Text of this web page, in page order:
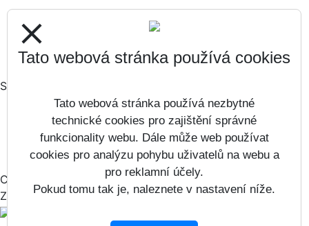
Zápisy
Formuláře ke stažení
Sociální sítě
Copyright © 2017 - 2026
Základní škola Jana Masaryka 21 &
close
Tato webová stránka používá cookies
Tato webová stránka používá nezbytné
technické cookies pro zajištění správné
funkcionality webu. Dále může web používat
cookies pro analýzu pohybu uživatelů na webu a
pro reklamní účely.
Pokud tomu tak je, naleznete v nastavení níže.